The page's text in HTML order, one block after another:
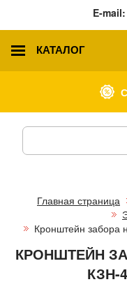
E-mail:
КАТАЛОГ
Главная страница
Кронштейн
КРОНШТЕЙН
КЗН-